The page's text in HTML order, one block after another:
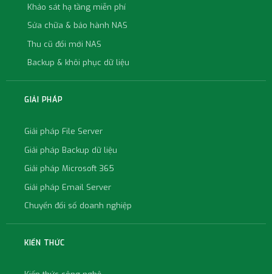
Khảo sát hạ tầng miễn phí
Sửa chữa & bảo hành NAS
Thu cũ đổi mới NAS
Backup & khôi phục dữ liệu
GIẢI PHÁP
Giải pháp File Server
Giải pháp Backup dữ liệu
Giải pháp Microsoft 365
Giải pháp Email Server
Chuyển đổi số doanh nghiệp
KIẾN THỨC